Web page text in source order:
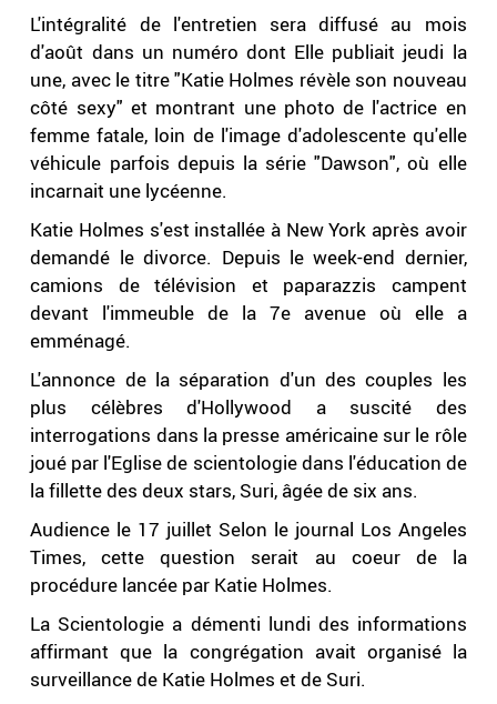
L'intégralité de l'entretien sera diffusé au mois
d'août dans un numéro dont Elle publiait jeudi la
une, avec le titre "Katie Holmes révèle son nouveau
côté sexy" et montrant une photo de l'actrice en
femme fatale, loin de l'image d'adolescente qu'elle
véhicule parfois depuis la série "Dawson", où elle
incarnait une lycéenne.
Katie Holmes s'est installée à New York après avoir
demandé le divorce. Depuis le week-end dernier,
camions de télévision et paparazzis campent
devant l'immeuble de la 7e avenue où elle a
emménagé.
L'annonce de la séparation d'un des couples les
plus célèbres d'Hollywood a suscité des
interrogations dans la presse américaine sur le rôle
joué par l'Eglise de scientologie dans l'éducation de
la fillette des deux stars, Suri, âgée de six ans.
Audience le 17 juillet Selon le journal Los Angeles
Times, cette question serait au coeur de la
procédure lancée par Katie Holmes.
La Scientologie a démenti lundi des informations
affirmant que la congrégation avait organisé la
surveillance de Katie Holmes et de Suri.